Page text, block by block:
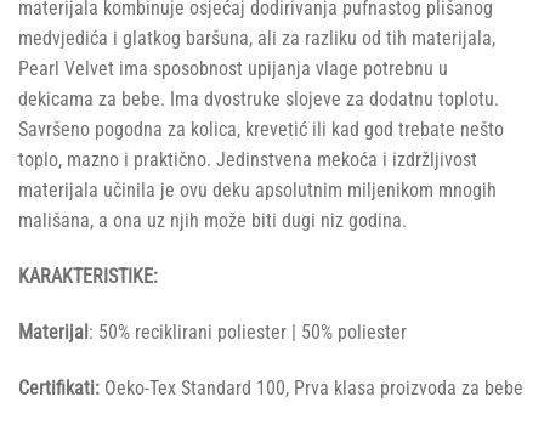
materijala kombinuje osjećaj dodirivanja pufnastog plišanog
medvjedića i glatkog baršuna, ali za razliku od tih materijala,
Pearl Velvet ima sposobnost upijanja vlage potrebnu u
dekicama za bebe. Ima dvostruke slojeve za dodatnu toplotu.
Savršeno pogodna za kolica, krevetić ili kad god trebate nešto
toplo, mazno i praktično. Jedinstvena mekoća i izdržljivost
materijala učinila je ovu deku apsolutnim miljenikom mnogih
mališana, a ona uz njih može biti dugi niz godina.
KARAKTERISTIKE:
Materijal: 50% reciklirani poliester | 50% poliester
Certifikati: Oeko-Tex Standard 100, Prva klasa proizvoda za bebe